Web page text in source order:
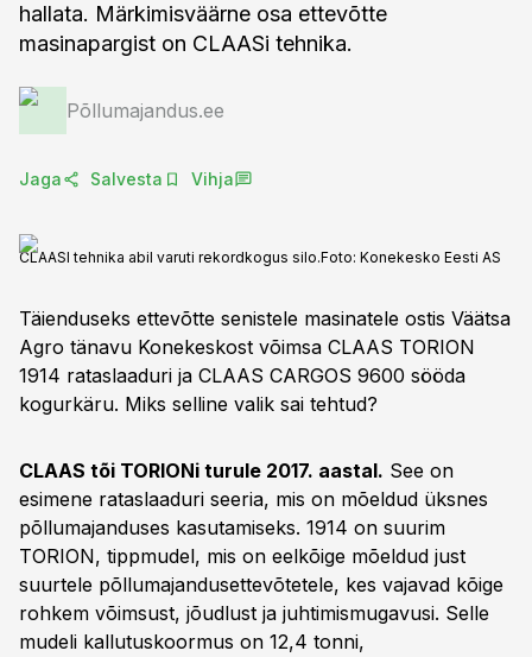
hallata. Märkimisväärne osa ettevõtte
masinapargist on CLAASi tehnika.
Põllumajandus.ee
Jaga Salvesta Vihja
CLAASI tehnika abil varuti rekordkogus silo.Foto: Konekesko Eesti AS
Täienduseks ettevõtte senistele masinatele ostis Väätsa
Agro tänavu Konekeskost võimsa CLAAS TORION
1914 rataslaaduri ja CLAAS CARGOS 9600 sööda
kogurkäru. Miks selline valik sai tehtud?
CLAAS tõi TORIONi turule 2017. aastal. See on
esimene rataslaaduri seeria, mis on mõeldud üksnes
põllumajanduses kasutamiseks. 1914 on suurim
TORION, tippmudel, mis on eelkõige mõeldud just
suurtele põllumajandusettevõtetele, kes vajavad kõige
rohkem võimsust, jõudlust ja juhtimismugavusi. Selle
mudeli kallutuskoormus on 12,4 tonni,